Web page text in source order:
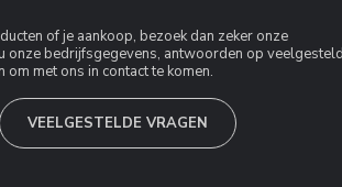
of je aankoop, bezoek dan zeker onze
onze bedrijfsgegevens, antwoorden op
met ons in contact te komen.
VEELGESTELDE VRAGEN